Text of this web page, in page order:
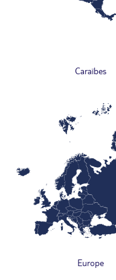
Caraïbes
Europe